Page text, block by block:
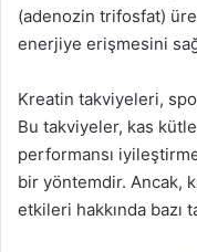
(adenozin trifosfat)
enerjiye erişmesini
Kreatin takviyeleri,
Bu takviyeler, kas
performansı
bir yöntemdir. Ancak,
etkileri hakkında bazı